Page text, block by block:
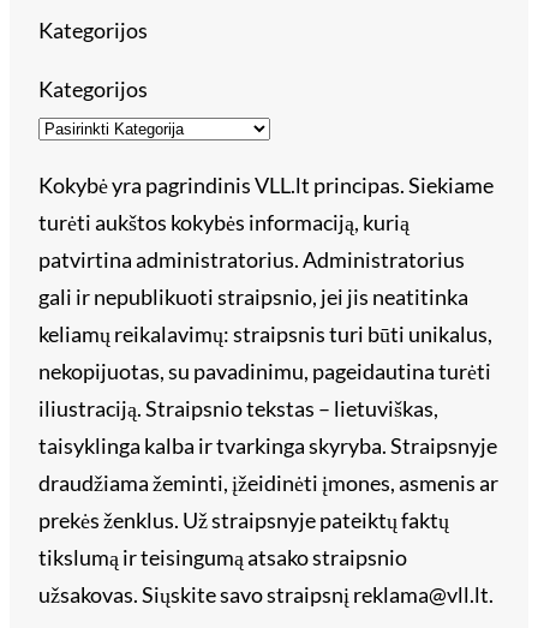
Kategorijos
Kategorijos
Kokybė yra pagrindinis VLL.lt principas. Siekiame
turėti aukštos kokybės informaciją, kurią
patvirtina administratorius. Administratorius
gali ir nepublikuoti straipsnio, jei jis neatitinka
keliamų reikalavimų: straipsnis turi būti unikalus,
nekopijuotas, su pavadinimu, pageidautina turėti
iliustraciją. Straipsnio tekstas – lietuviškas,
taisyklinga kalba ir tvarkinga skyryba. Straipsnyje
draudžiama žeminti, įžeidinėti įmones, asmenis ar
prekės ženklus. Už straipsnyje pateiktų faktų
tikslumą ir teisingumą atsako straipsnio
užsakovas. Siųskite savo straipsnį reklama@vll.lt.